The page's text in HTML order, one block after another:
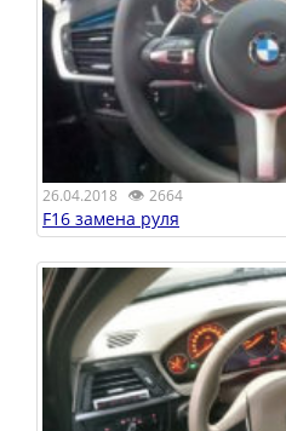
26.04.2018 👁 2664
F16 замена руля